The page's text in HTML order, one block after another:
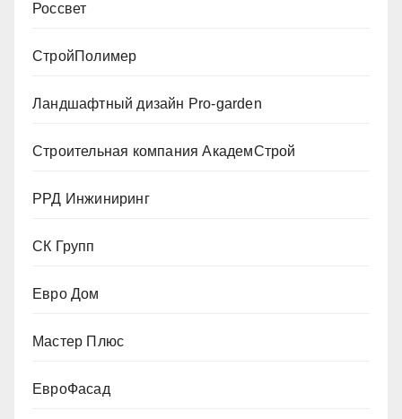
Россвет
СтройПолимер
Ландшафтный дизайн Pro-garden
Строительная компания АкадемСтрой
РРД Инжиниринг
СК Групп
Евро Дом
Мастер Плюс
ЕвроФасад